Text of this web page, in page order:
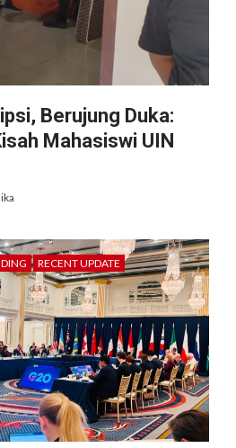
Berujung Duka:
Mahasiswi UIN
RECENT UPDATE